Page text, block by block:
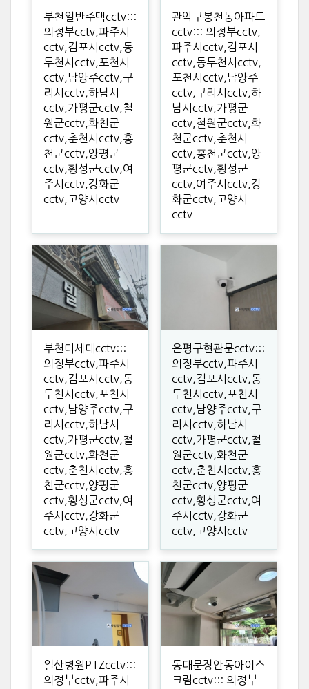
부천일반주택cctv:::
의정부cctv,파주시
cctv,김포시cctv,동
두천시cctv,포천시
cctv,남양주cctv,구
리시cctv,하남시
cctv,가평군cctv,철
원군cctv,화천군
cctv,춘천시cctv,홍
천군cctv,양평군
cctv,횡성군cctv,여
주시cctv,강화군
cctv,고양시cctv
관악구봉천동아파트
cctv::: 의정부cctv,
파주시cctv,김포시
cctv,동두천시cctv,
포천시cctv,남양주
cctv,구리시cctv,하
남시cctv,가평군
cctv,철원군cctv,화
천군cctv,춘천시
cctv,홍천군cctv,양
평군cctv,횡성군
cctv,여주시cctv,강
화군cctv,고양시
cctv
부천다세대cctv:::
의정부cctv,파주시
cctv,김포시cctv,동
두천시cctv,포천시
cctv,남양주cctv,구
리시cctv,하남시
cctv,가평군cctv,철
원군cctv,화천군
cctv,춘천시cctv,홍
천군cctv,양평군
cctv,횡성군cctv,여
주시cctv,강화군
cctv,고양시cctv
은평구현관문cctv:::
의정부cctv,파주시
cctv,김포시cctv,동
두천시cctv,포천시
cctv,남양주cctv,구
리시cctv,하남시
cctv,가평군cctv,철
원군cctv,화천군
cctv,춘천시cctv,홍
천군cctv,양평군
cctv,횡성군cctv,여
주시cctv,강화군
cctv,고양시cctv
일산병원PTZcctv:::
의정부cctv,파주시
동대문장안동아이스
크림cctv::: 의정부